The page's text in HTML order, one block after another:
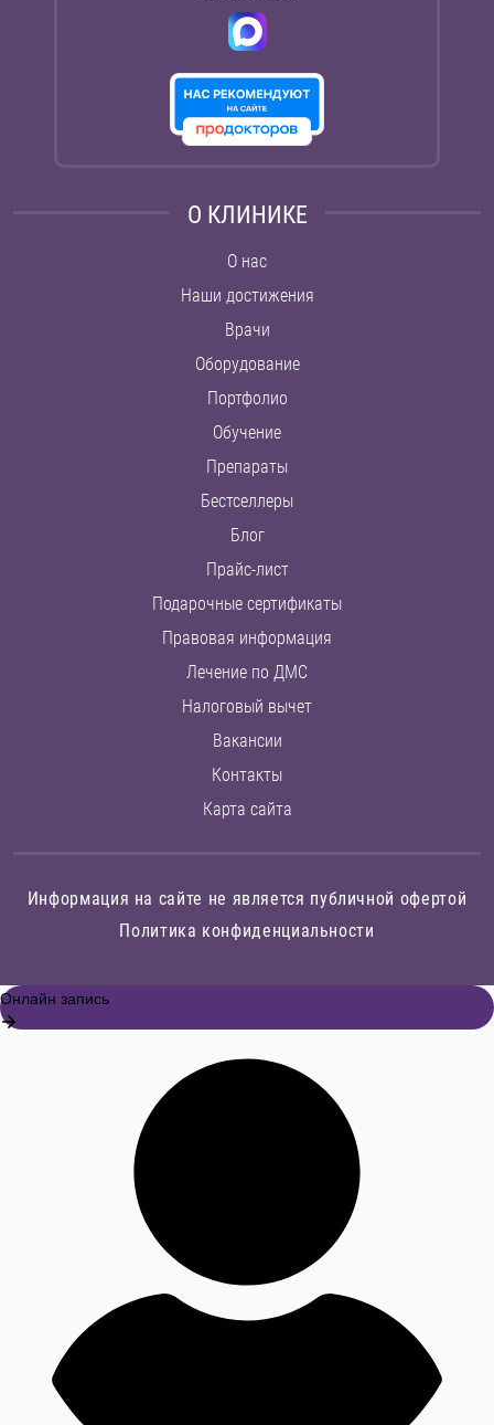
О КЛИНИКЕ
О нас
Наши достижения
Врачи
Оборудование
Портфолио
Обучение
Препараты
Бестселлеры
Блог
Прайс-лист
Подарочные сертификаты
Правовая информация
Лечение по ДМС
Налоговый вычет
Вакансии
Контакты
Карта сайта
Информация на сайте не является публичной офертой
Политика конфиденциальности